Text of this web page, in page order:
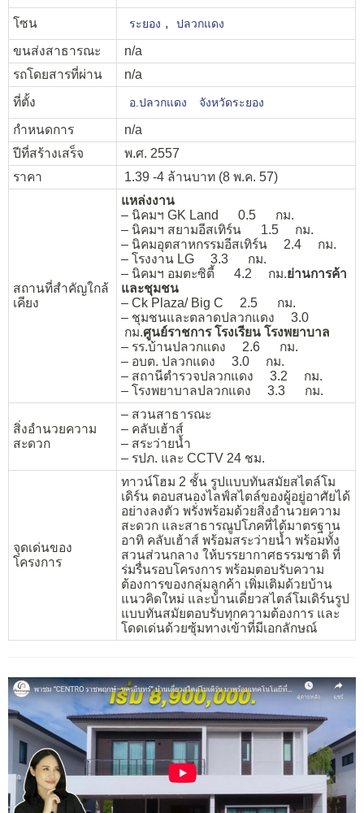
โซน
ระยอง , ปลวกแดง
ขนส่งสาธารณะ
n/a
รถโดยสารที่ผ่าน
n/a
ที่ตั้ง
อ.ปลวกแดง จังหวัดระยอง
กำหนดการ
n/a
ปีที่สร้างเสร็จ
พ.ศ. 2557
ราคา
1.39 -4 ล้านบาท (8 พ.ค. 57)
สถานที่สำคัญใกล้
เคียง
แหล่งงาน
– นิคมฯ GK Land 0.5 กม.
– นิคมฯ สยามอีสเทิร์น 1.5 กม.
– นิคมอุตสาหกรรมอีสเทิร์น 2.4 กม.
– โรงงาน LG 3.3 กม.
– นิคมฯ อมตะซิตี้ 4.2 กม.ย่านการค้า
และชุมชน
– Ck Plaza/ Big C 2.5 กม.
– ชุมชนและตลาดปลวกแดง 3.0
กม.ศูนย์ราชการ โรงเรียน โรงพยาบาล
– รร.บ้านปลวกแดง 2.6 กม.
– อบต. ปลวกแดง 3.0 กม.
– สถานีตำรวจปลวกแดง 3.2 กม.
– โรงพยาบาลปลวกแดง 3.3 กม.
สิ่งอำนวยความ
สะดวก
– สวนสาธารณะ
– คลับเฮ้าส์
– สระว่ายน้ำ
– รปภ. และ CCTV 24 ชม.
จุดเด่นของ
โครงการ
ทาวน์โฮม 2 ชั้น รูปแบบทันสมัยสไตล์โม
เดิร์น ตอบสนองไลฟ์สไตล์ของผู้อยู่อาศัยได้
อย่างลงตัว พรั่งพร้อมด้วยสิ่งอำนวยความ
สะดวก และสาธารณูปโภคที่ได้มาตรฐาน
อาทิ คลับเฮ้าส์ พร้อมสระว่ายน้ำ พร้อมทั้ง
สวนส่วนกลาง ให้บรรยากาศธรรมชาติ ที่
ร่มรื่นรอบโครงการ พร้อมตอบรับความ
ต้องการของกลุ่มลูกค้า เพิ่มเติมด้วยบ้าน
แนวคิดใหม่ และบ้านเดี่ยวสไตล์โมเดิร์นรูป
แบบทันสมัยตอบรับทุกความต้องการ และ
โดดเด่นด้วยซุ้มทางเข้าที่มีเอกลักษณ์